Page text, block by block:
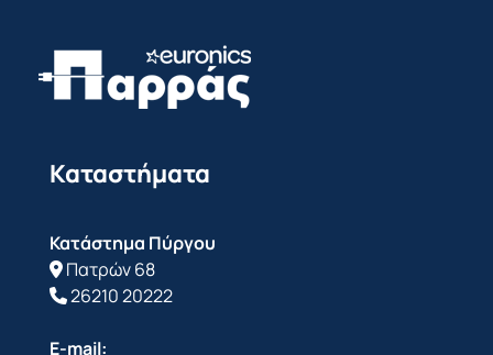
Καταστήματα
Κατάστημα Πύργου
Πατρών 68
26210 20222
E-mail: